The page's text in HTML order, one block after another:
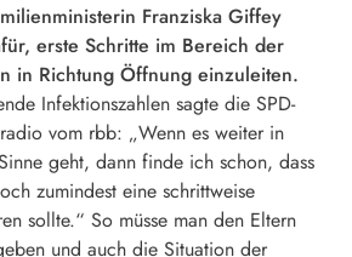
Franziska Giffey
erste Schritte im Bereich der
in Richtung Öffnung einzuleiten.
Infektionszahlen sagte die SPD-
vom rbb: „Wenn es weiter in
geht, dann finde ich schon, dass
zumindest eine schrittweise
sollte.“ So müsse man den Eltern
und auch die Situation der